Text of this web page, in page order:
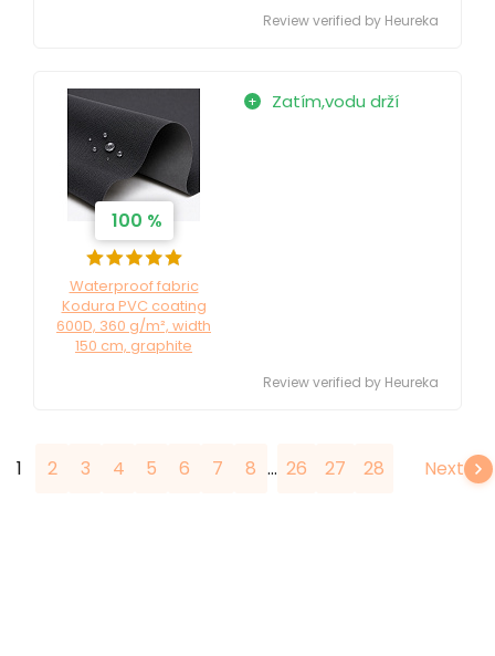
Review verified by Heureka
100 %
Waterproof fabric
Kodura PVC coating
600D, 360 g/m², width
150 cm, graphite
Zatím,vodu drží
Review verified by Heureka
1 2 3 4 5 6 7 8 ... 26 27 28 Next